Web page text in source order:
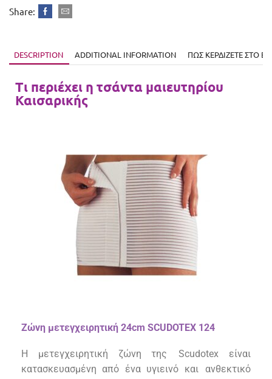
Share:
DESCRIPTION ADDITIONAL INFORMATION ΠΩΣ ΚΕΡΔΙΖΕΤΕ ΣΤO
Τι περιέχει η τσάντα μαιευτηρίου
Καισαρικής
Ζώνη μετεγχειρητική 24cm SCUDOTEX 124
Η μετεγχειρητική ζώνη τηςScudotexείναι
κατασκευασμένη από ένα υγιεινό και ανθεκτικό